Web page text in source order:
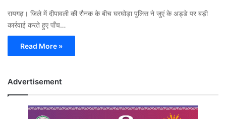
रायगढ़। जिले में दीपावली की रौनक के बीच घरघोड़ा पुलिस ने जुएं के अड्डे पर बड़ी
कार्रवाई करते हुए पाँच…
Read More »
Advertisement